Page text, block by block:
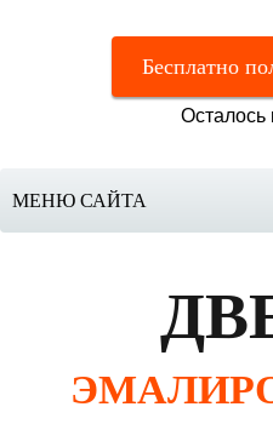
Бесплатно
Осталось
МЕНЮ САЙТА